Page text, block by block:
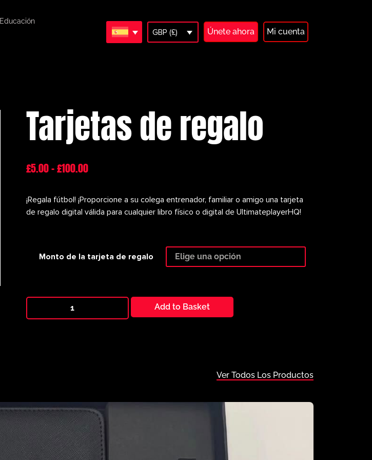
Educación
GBP (£) Únete ahora Mi cuenta
Tarjetas de regalo
£5.00–£100.00
¡Regala fútbol! ¡Proporcione a su colega entrenador, familiar o amigo una tarjeta
de regalo digital válida para cualquier libro físico o digital de UltimateplayerHQ!
Monto de la tarjeta de regalo
Add to Basket
Ver Todos Los Productos